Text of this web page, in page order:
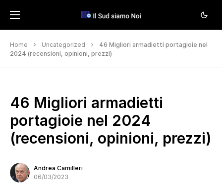
Home Uncategorized
46 Migliori armadietti portagioie nel
2024 (recensioni, opinioni, prezzi)
46 Migliori armadietti
portagioie nel 2024
(recensioni, opinioni, prezzi)
Andrea Camilleri
06/03/2023